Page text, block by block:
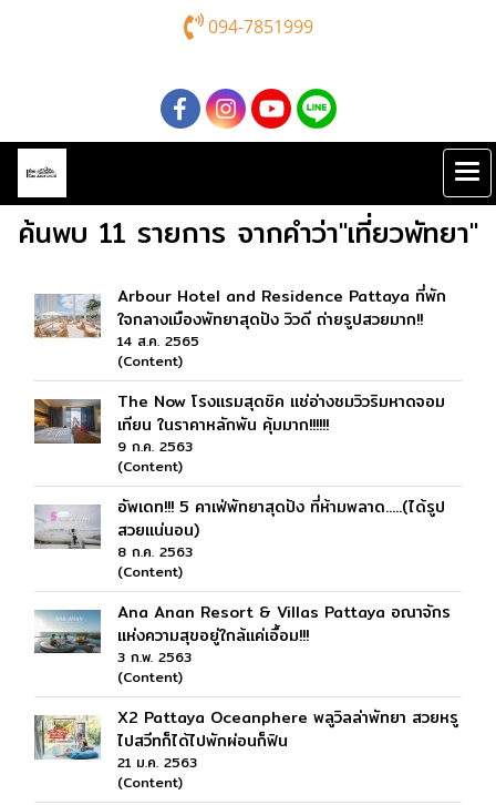
094-7851999
ค้นพบ 11 รายการ จากคำว่า"เที่ยวพัทยา"
Arbour Hotel and Residence Pattaya ที่พัก
ใจกลางเมืองพัทยาสุดปัง วิวดี ถ่ายรูปสวยมาก!!
14 ส.ค. 2565
(Content)
The Now โรงแรมสุดชิค แช่อ่างชมวิวริมหาดจอม
เทียน ในราคาหลักพัน คุ้มมาก!!!!!!
9 ก.ค. 2563
(Content)
อัพเดท!!! 5 คาเฟ่พัทยาสุดปัง ที่ห้ามพลาด.....(ได้รูป
สวยแน่นอน)
8 ก.ค. 2563
(Content)
Ana Anan Resort & Villas Pattaya อณาจักร
แห่งความสุขอยู่ใกล้แค่เอื้อม!!!
3 ก.พ. 2563
(Content)
X2 Pattaya Oceanphere พลูวิลล่าพัทยา สวยหรู
ไปสวีทก็ได้ไปพักผ่อนก็ฟิน
21 ม.ค. 2563
(Content)